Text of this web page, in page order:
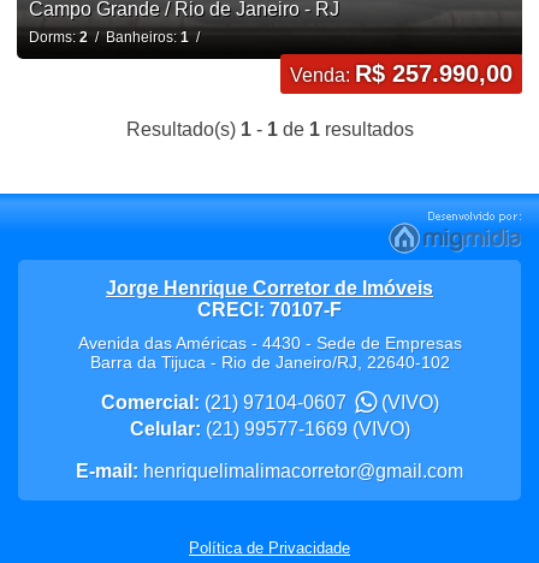
Campo Grande / Rio de Janeiro - RJ
Dorms: 2/ Banheiros: 1/
Venda: R$ 257.990,00
Resultado(s) 1- 1de 1resultados
Jorge Henrique Corretor de Imóveis
CRECI: 70107-F
Avenida das Américas - 4430 - Sede de Empresas
Barra da Tijuca- Rio de Janeiro/RJ, 22640-102
Comercial: (21) 97104-0607
(VIVO)
Celular: (21) 99577-1669(VIVO)
E-mail: henriquelimalimacorretor@gmail.com
Política de Privacidade